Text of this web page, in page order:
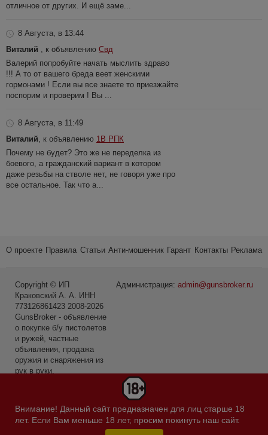
отличное от других. И ещё заме...
8 Августа, в 13:44
Виталий
, к объявлению Свд
Валерий попробуйте начать мыслить здраво
!!! А то от вашего бреда веет женскими
гормонами ! Если вы все знаете то приезжайте
поспорим и проверим ! Вы ...
8 Августа, в 11:49
Виталий , к объявлению 1В РПК
Почему не будет? Это же не переделка из
боевого, а гражданский вариант в котором
даже резьбы на стволе нет, не говоря уже про
все остальное. Так что а...
Внимание! Данный сайт предназначен для лиц старше 18
лет. Если Вам меньше 18 лет, просим покинуть наш сайт.
О проекте Правила Статьи Анти-мошенник Гарант Контакты Реклама
Администрация: admin@gunsbroker.ru
Copyright © ИП
Краковский А. А. ИНН
773126861423 2008-2026
GunsBroker - объявление
о покупке б/у пистолетов
и ружей, частные
объявления, продажа
оружия и снаряжения из
рук в руки.
и рыбалка по данным
Яндекс.Радар за